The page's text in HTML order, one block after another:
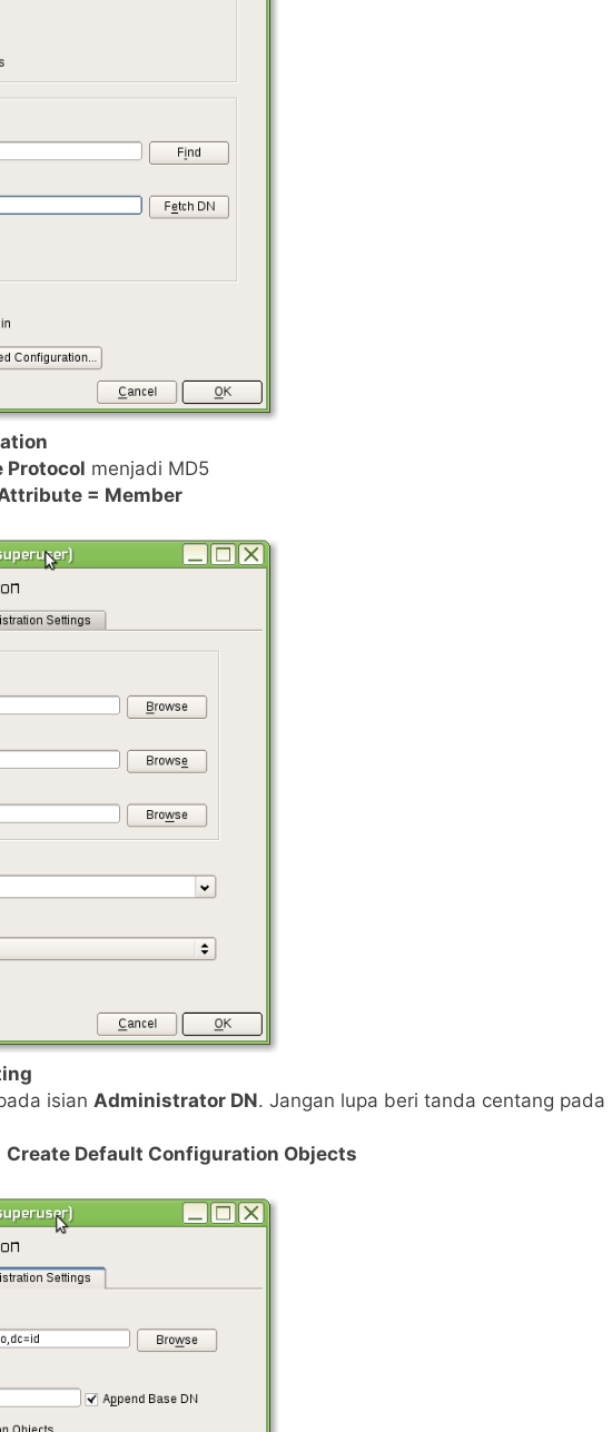
Protocol menjadi MD5
= Member
isian Administrator DN. Jangan lupa beri tanda centang pada
Create Default Configuration Objects